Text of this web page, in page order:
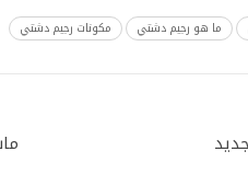
ما هو رجيم دشتي مكونات رجيم دشتي